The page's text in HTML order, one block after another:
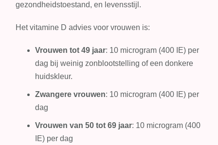
gezondheidstoestand, en levensstijl.
Het vitamine D advies voor vrouwen is:
Vrouwen tot 49 jaar: 10 microgram (400 IE) per
dag bij weinig zonblootstelling of een donkere
huidskleur.
Zwangere vrouwen: 10 microgram (400 IE) per
dag
Vrouwen van 50 tot 69 jaar: 10 microgram (400
IE) per dag